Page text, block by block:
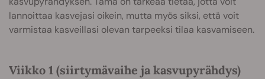
lannoittaa kasvejasi oikein, mutta myös siksi, että voit
varmistaa kasveillasi olevan tarpeeksi tilaa kasvamiseen.
Viikko 1 (siirtymävaihe ja kasvupyrähdys)